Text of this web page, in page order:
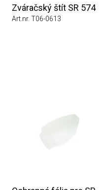
Zváračský štít SR 574
Art.nr. T06-0613